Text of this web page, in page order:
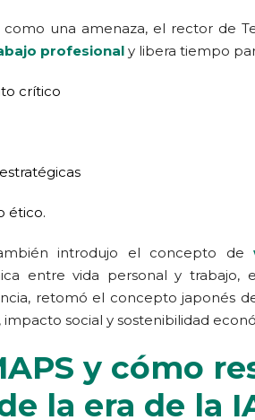
una amenaza, el rector de
profesional y libera tiempo
crítico
ético.
introdujo el concepto de
entre vida personal y trabajo,
retomó el concepto japonés
social y sostenibilidad
y cómo
la era de la